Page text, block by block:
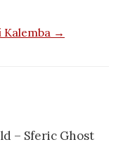
Kalemba →
– Sferic Ghost